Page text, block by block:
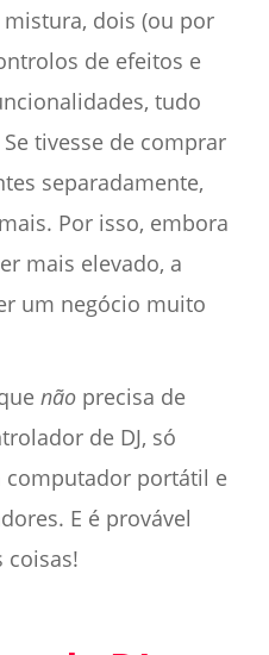
dois (ou por
de efeitos e
tudo
tivesse de comprar
separadamente,
Por isso, embora
mais elevado, a
um negócio muito
nãoprecisa de
de DJ, só
computador portátil e
E é provável
coisas!